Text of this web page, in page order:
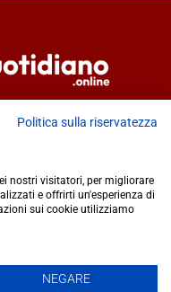
Fiorella Falci
giornalistica registrata
Politica sulla riservatezza
nostri visitatori, per migliorare
e offrirti un'esperienza di
sui cookie utilizziamo
NEGARE